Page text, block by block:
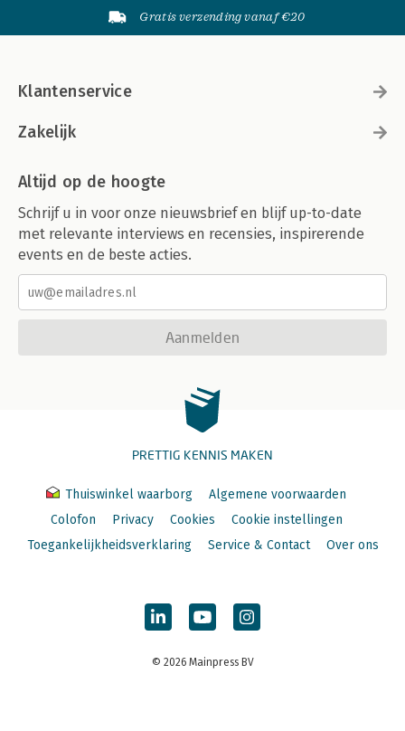
Gratis verzending vanaf €20
Klantenservice
Zakelijk
Altijd op de hoogte
Schrijf u in voor onze nieuwsbrief en blijf up-to-date
met relevante interviews en recensies, inspirerende
events en de beste acties.
Aanmelden
PRETTIG KENNIS MAKEN
Thuiswinkel waarborg
Algemene voorwaarden
Colofon
Privacy Cookies
Cookie instellingen
Toegankelijkheidsverklaring
Service & Contact Over ons
© 2026 Mainpress BV